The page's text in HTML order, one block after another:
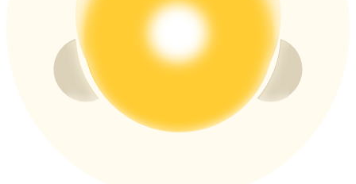
USDT New User Exclusive 10% APR
USDT Flexible Staking | Daily Rewards